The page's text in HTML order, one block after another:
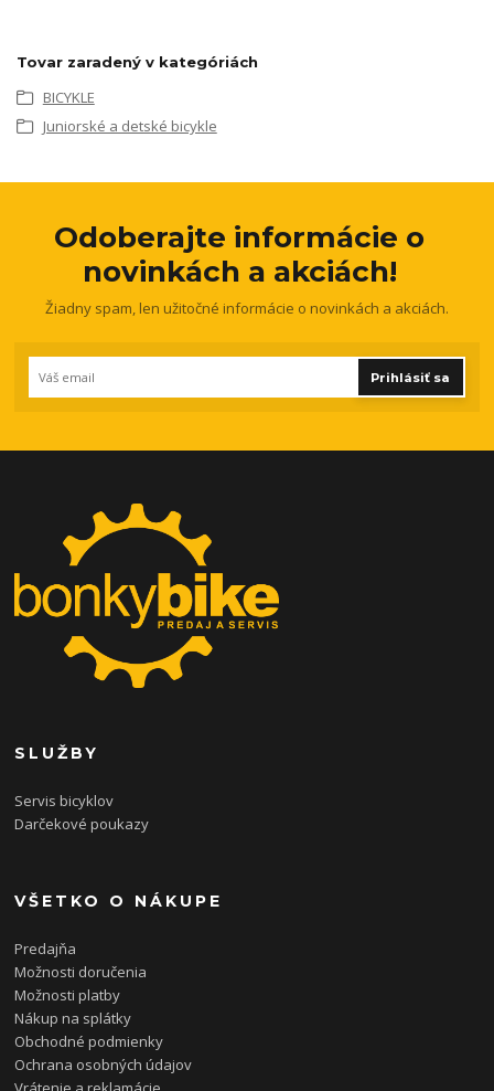
Tovar zaradený v kategóriách
BICYKLE
Juniorské a detské bicykle
Odoberajte informácie o
novinkách a akciách!
Žiadny spam, len užitočné informácie o novinkách a akciách.
Prihlásiť sa
SLUŽBY
Servis bicyklov
Darčekové poukazy
VŠETKO O NÁKUPE
Predajňa
Možnosti doručenia
Možnosti platby
Nákup na splátky
Obchodné podmienky
Ochrana osobných údajov